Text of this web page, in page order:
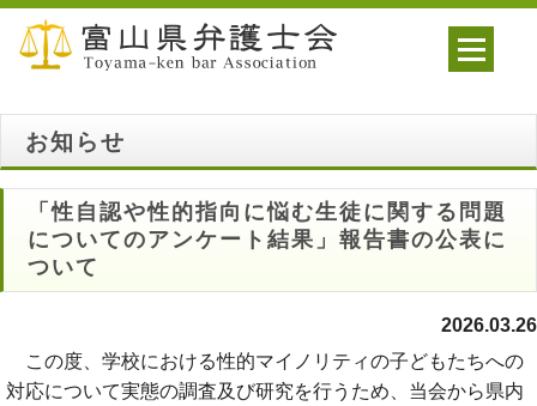
お知らせ
「性自認や性的指向に悩む生徒に関する問題
についてのアンケート結果」報告書の公表に
ついて
2026.03.26
この度、学校における性的マイノリティの子どもたちへの
対応について実態の調査及び研究を行うため、当会から県内